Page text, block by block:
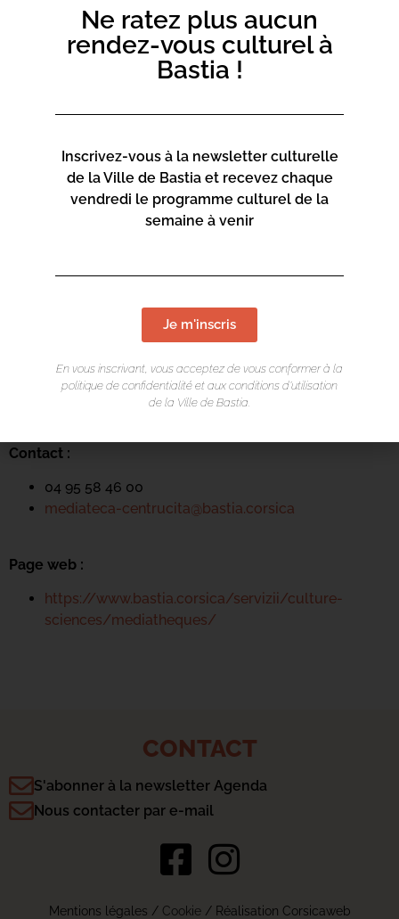
LIEU DE L'ÉVÉNEMENT
Mediateca Centru Cità
Place du Théatre
Rue Favalelli
Contact :
04 95 58 46 00
mediateca-centrucita@bastia.corsica
Page web :
https://www.bastia.corsica/servizii/culture-
sciences/mediatheques/
CONTACT
S'abonner à la newsletter Agenda
Nous contacter par e-mail
Mentions légales / Cookie/ Réalisation Corsicaweb
Ne ratez plus aucun
rendez-vous culturel à
Bastia !
Inscrivez-vous à la newsletter culturelle
de la Ville de Bastia et recevez chaque
vendredi le programme culturel de la
semaine à venir
Je m'inscris
En vous inscrivant, vous acceptez de vous conformer à la
politique de confidentialité et aux conditions d’utilisation
de la Ville de Bastia.